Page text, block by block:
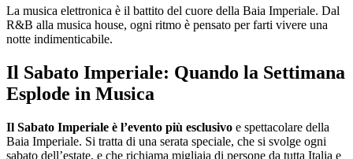
La musica elettronica è il battito del cuore della Baia Imperiale. Dal
R&B alla musica house, ogni ritmo è pensato per farti vivere una
notte indimenticabile.
Il Sabato Imperiale: Quando la Settimana
Esplode in Musica
Il Sabato Imperiale è l’evento più esclusivo e spettacolare della
Baia Imperiale. Si tratta di una serata speciale, che si svolge ogni
sabato dell’estate, e che richiama migliaia di persone da tutta Italia e